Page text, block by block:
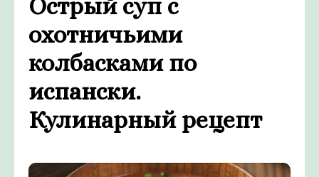
Острый суп с
охотничьими
колбасками по
испански.
Кулинарный рецепт